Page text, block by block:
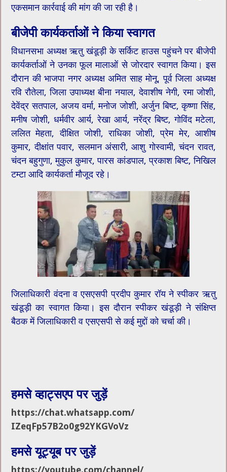
एकसमान कार्रवाई की मांग की जा रही है।
बीजेपी कार्यकर्ताओं ने किया स्वागत
विधानसभा अध्यक्ष ऋतु खंडूड़ी के सर्किट हाउस पहुंचने पर बीजेपी
कार्यकर्ताओं ने उनका फूल मालाओं से जोरदार स्वागत किया। इस
दौरान की भाजपा नगर अध्यक्ष अमित साह मोनू, पूर्व जिला अध्यक्ष
रवि रौतेला, जिला उपाध्यक्ष बीना नयाल, देवाशीष नेगी, रमा जोशी,
देवेंद्र सतपाल, अजय वर्मा, मनोज जोशी, अर्जुन बिष्ट, कृष्णा सिंह,
मनीष जोशी, धर्मवीर आर्य, रेखा आर्य, नरेंद्र बिष्ट, गोविंद मटेला,
ललित मेहता, दीक्षित जोशी, राधिका जोशी, प्रेम मेर, आशीष
कुमार, दीक्षांत पवार, सलमान अंसारी, आशु गोस्वामी, चंदन रावत,
चंदन बहुगुणा, मुकुल कुमार, पारस कांडपाल, प्रकाश बिष्ट, निखिल
टम्टा आदि कार्यकर्ता मौजूद रहे।
जिलाधिकारी वंदना व एसएसपी प्रदीप कुमार रॉय ने स्पीकर ऋतु
खंडूड़ी का स्वागत किया। इस दौरान स्पीकर खंडूड़ी ने संक्षिप्त
बैठक में जिलाधिकारी व एसएसपी से कई मुद्दों को चर्चा की।
हमसे व्हाट्सएप पर जुड़ें
https://chat.whatsapp.com/
IZeqFp57B2o0g92YKGVoVz
हमसे यूट्यूब पर जुड़ें
https://youtube.com/channel/